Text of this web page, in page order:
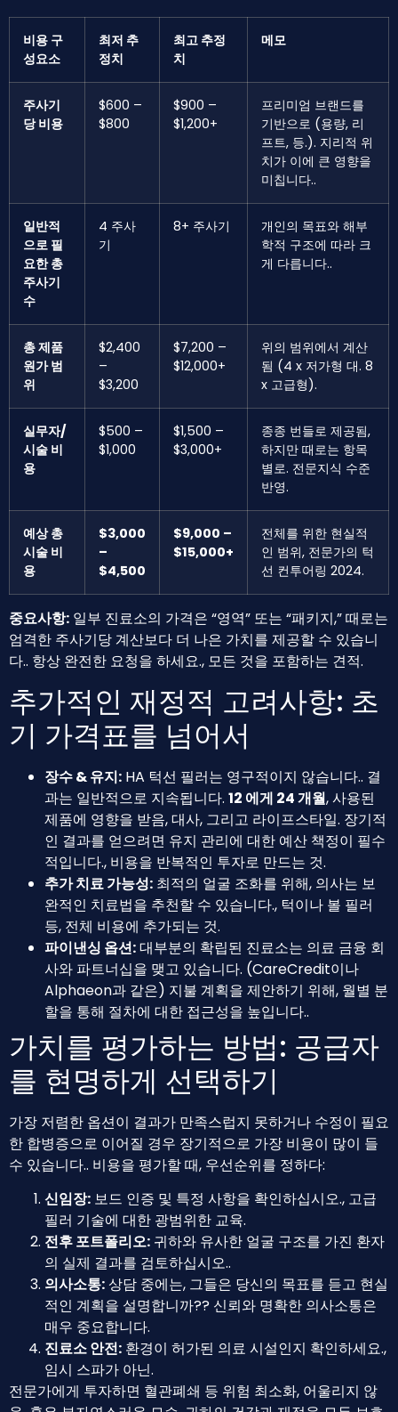
비용 구
성요소
최저 추
정치
최고 추정
치
메모
주사기
당 비용
$600 –
$800
$900 –
$1,200+
프리미엄 브랜드를
기반으로 (용량, 리
프트, 등.). 지리적 위
치가 이에 큰 영향을
미칩니다..
일반적
으로 필
요한 총
주사기
수
4 주사
기
8+ 주사기
개인의 목표와 해부
학적 구조에 따라 크
게 다릅니다..
총 제품
원가 범
위
$2,400
–
$3,200
$7,200 –
$12,000+
위의 범위에서 계산
됨 (4 x 저가형 대. 8
x 고급형).
실무자/
시술 비
용
$500 –
$1,000
$1,500 –
$3,000+
종종 번들로 제공됨,
하지만 때로는 항목
별로. 전문지식 수준
반영.
예상 총
시술 비
용
$3,000
–
$4,500
$9,000 –
$15,000+
전체를 위한 현실적
인 범위, 전문가의 턱
선 컨투어링 2024.
중요사항: 일부 진료소의 가격은 “영역” 또는 “패키지,” 때로는
엄격한 주사기당 계산보다 더 나은 가치를 제공할 수 있습니
다.. 항상 완전한 요청을 하세요., 모든 것을 포함하는 견적.
추가적인 재정적 고려사항: 초
기 가격표를 넘어서
장수 & 유지: HA 턱선 필러는 영구적이지 않습니다.. 결
과는 일반적으로 지속됩니다. 12 에게 24 개월, 사용된
제품에 영향을 받음, 대사, 그리고 라이프스타일. 장기적
인 결과를 얻으려면 유지 관리에 대한 예산 책정이 필수
적입니다., 비용을 반복적인 투자로 만드는 것.
추가 치료 가능성: 최적의 얼굴 조화를 위해, 의사는 보
완적인 치료법을 추천할 수 있습니다., 턱이나 볼 필러
등, 전체 비용에 추가되는 것.
파이낸싱 옵션:대부분의 확립된 진료소는 의료 금융 회
사와 파트너십을 맺고 있습니다. (CareCredit이나
Alphaeon과 같은) 지불 계획을 제안하기 위해, 월별 분
할을 통해 절차에 대한 접근성을 높입니다..
가치를 평가하는 방법: 공급자
를 현명하게 선택하기
가장 저렴한 옵션이 결과가 만족스럽지 못하거나 수정이 필요
한 합병증으로 이어질 경우 장기적으로 가장 비용이 많이 들
수 있습니다.. 비용을 평가할 때, 우선순위를 정하다:
신임장: 보드 인증 및 특정 사항을 확인하십시오., 고급
필러 기술에 대한 광범위한 교육.
전후 포트폴리오: 귀하와 유사한 얼굴 구조를 가진 환자
의 실제 결과를 검토하십시오..
의사소통:상담 중에는, 그들은 당신의 목표를 듣고 현실
적인 계획을 설명합니까?? 신뢰와 명확한 의사소통은
매우 중요합니다.
진료소 안전: 환경이 허가된 의료 시설인지 확인하세요.,
임시 스파가 아닌.
전문가에게 투자하면 혈관폐쇄 등 위험 최소화, 어울리지 않